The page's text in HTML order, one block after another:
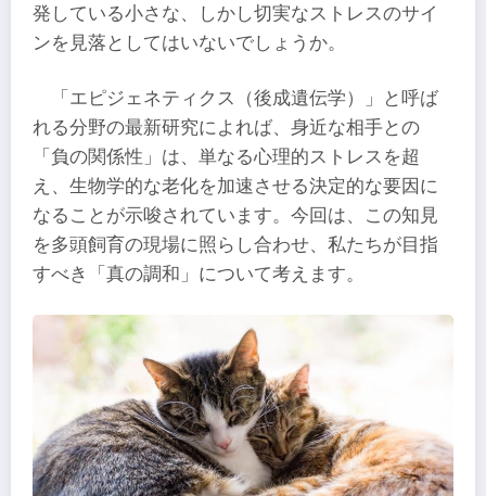
発している小さな、しかし切実なストレスのサイ
ンを見落としてはいないでしょうか。
「エピジェネティクス（後成遺伝学）」と呼ば
れる分野の最新研究によれば、身近な相手との
「負の関係性」は、単なる心理的ストレスを超
え、生物学的な老化を加速させる決定的な要因に
なることが示唆されています。今回は、この知見
を多頭飼育の現場に照らし合わせ、私たちが目指
すべき「真の調和」について考えます。